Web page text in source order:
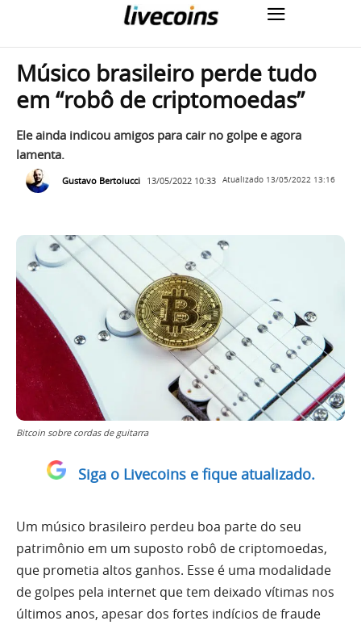
Músico brasileiro perde tudo
em “robô de criptomoedas”
Ele ainda indicou amigos para cair no golpe e agora
lamenta.
Gustavo Bertolucci 13/05/2022 10:33 Atualizado 13/05/2022 13:16
Bitcoin sobre cordas de guitarra
Siga o Livecoins e fique atualizado.
Um músico brasileiro perdeu boa parte do seu
patrimônio em um suposto robô de criptomoedas,
que prometia altos ganhos. Esse é uma modalidade
de golpes pela internet que tem deixado vítimas nos
últimos anos, apesar dos fortes indícios de fraude